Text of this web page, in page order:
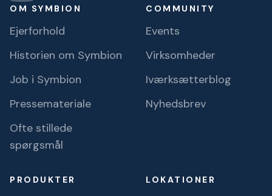
OM SYMBION
Ejerforhold
Historien om Symbion
Job i Symbion
Pressemateriale
Ofte stillede
spørgsmål
COMMUNITY
Events
Virksomheder
Iværksætterblog
Nyhedsbrev
PRODUKTER LOKATIONER